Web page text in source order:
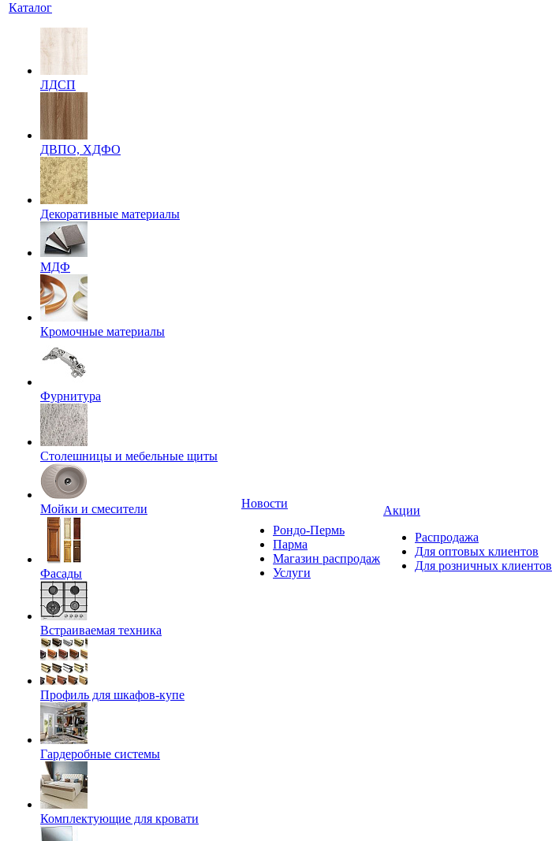
Каталог
ЛДСП
ДВПО, ХДФО
Декоративные материалы
МДФ
Кромочные материалы
Фурнитура
Столешницы и мебельные щиты
Мойки и смесители
Фасады
Встраиваемая техника
Профиль для шкафов-купе
Гардеробные системы
Комплектующие для кровати
Новости
Рондо-Пермь
Парма
Магазин распродаж
Услуги
Акции
Распродажа
Для оптовых клиентов
Для розничных клиентов